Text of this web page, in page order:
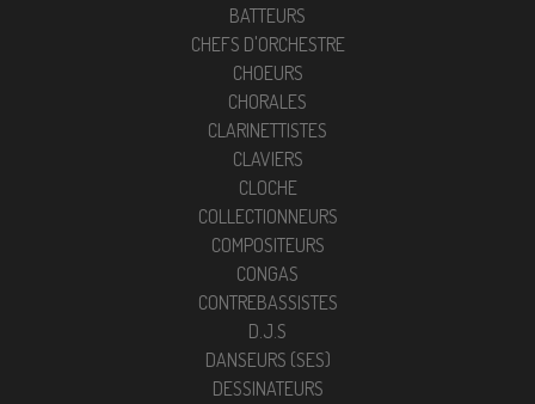
BATTEURS
CHEFS D'ORCHESTRE
CHOEURS
CHORALES
CLARINETTISTES
CLAVIERS
CLOCHE
COLLECTIONNEURS
COMPOSITEURS
CONGAS
CONTREBASSISTES
D.J.S
DANSEURS (SES)
DESSINATEURS